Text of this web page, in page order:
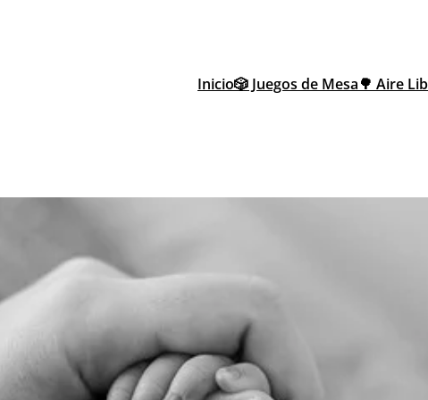
Inicio🎲 Juegos de Mesa🌳 Aire